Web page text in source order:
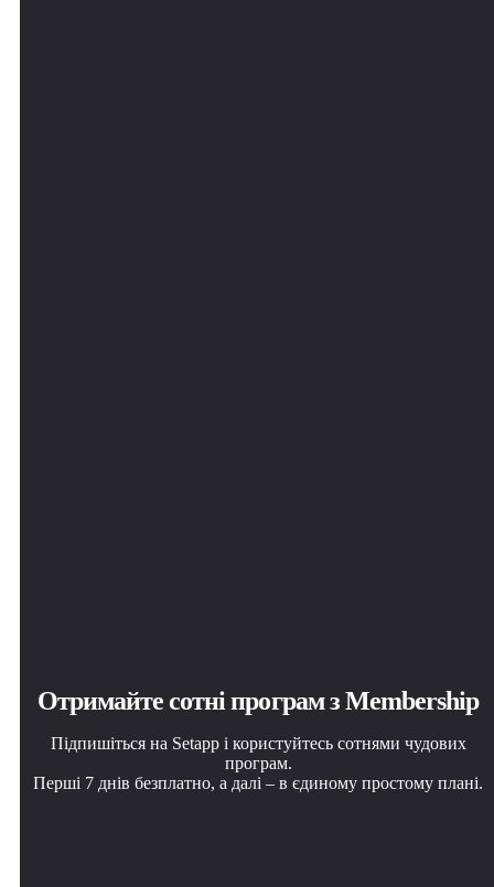
Отримайте сотні програм з Membership
Підпишіться на Setapp і користуйтесь сотнями чудових
програм.
Перші 7 днів безплатно, а далі – в єдиному простому плані.